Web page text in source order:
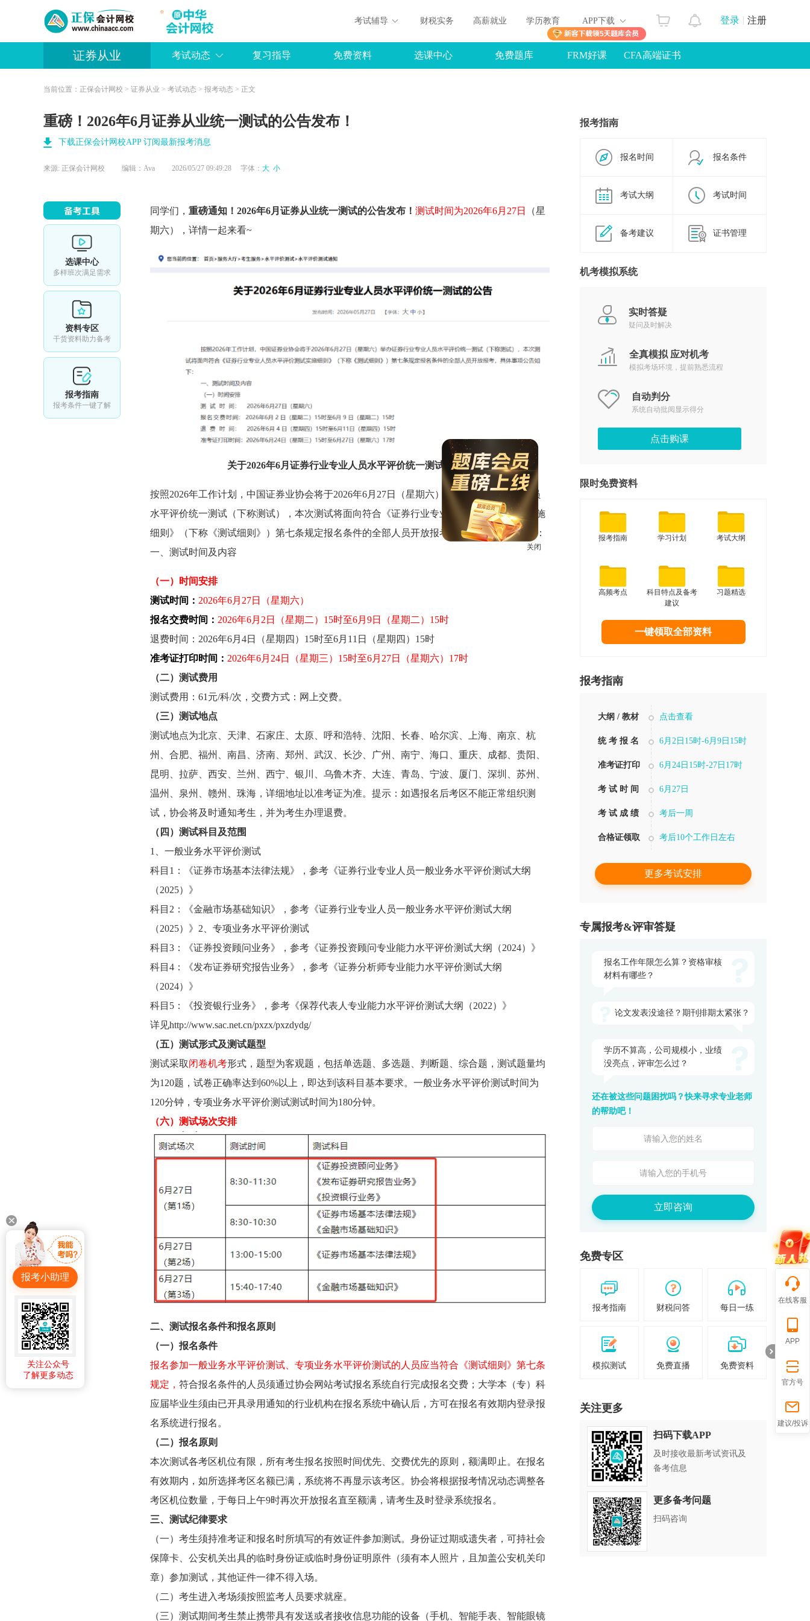
登录 注册
考试辅导 财税实务 高薪就业 学历教育 APP下载
证券从业 考试动态 复习指导 免费资料 选课中心 免费题库 FRM好课 CFA高端证书
当前位置： 正保会计网校 > 证券从业 > 考试动态 > 报考动态 > 正文
重磅！2026年6月证券从业统一测试的公告发布！
下载正保会计网校APP 订阅最新报考消息
来源: 正保会计网校 编辑：Ava 2026/05/27 09:49:28 字体： 大 小
选课中心
多样班次满足需求
资料专区
干货资料助力备考
报考指南
报考条件一键了解
同学们， 重磅通知！2026年6月证券从业统一测试的公告发布！ 测试时间为2026年6月27日
（星
期六），详情一起来看~
关于2026年6月证券行业专业人员水平评价统一测试的公告
按照2026年工作计划，中国证券业协会将于2026年6月27日（星期六）举办证券行业专业人员
水平评价统一测试（下称测试），本次测试将面向符合《证券行业专业人员水平评价测试实施
细则》（下称《测试细则》）第七条规定报名条件的全部人员开放报考，具体事项公告如下：
一、测试时间及内容
（一）时间安排
测试时间： 2026年6月27日（星期六）
报名交费时间： 2026年6月2日（星期二）15时至6月9日（星期二）15时
退费时间：2026年6月4日（星期四）15时至6月11日（星期四）15时
准考证打印时间： 2026年6月24日（星期三）15时至6月27日（星期六）17时
（二）测试费用
测试费用：61元/科/次，交费方式：网上交费。
（三）测试地点
测试地点为北京、天津、石家庄、太原、呼和浩特、沈阳、长春、哈尔滨、上海、南京、杭
州、合肥、福州、南昌、济南、郑州、武汉、长沙、广州、南宁、海口、重庆、成都、贵阳、
昆明、拉萨、西安、兰州、西宁、银川、乌鲁木齐、大连、青岛、宁波、厦门、深圳、苏州、
温州、泉州、赣州、珠海，详细地址以准考证为准。提示：如遇报名后考区不能正常组织测
试，协会将及时通知考生，并为考生办理退费。
（四）测试科目及范围
1、一般业务水平评价测试
科目1：《证券市场基本法律法规》，参考《证券行业专业人员一般业务水平评价测试大纲
（2025）》
科目2：《金融市场基础知识》，参考《证券行业专业人员一般业务水平评价测试大纲
（2025）》2、专项业务水平评价测试
科目3：《证券投资顾问业务》，参考《证券投资顾问专业能力水平评价测试大纲（2024）》
科目4：《发布证券研究报告业务》，参考《证券分析师专业能力水平评价测试大纲
（2024）》
科目5：《投资银行业务》，参考《保荐代表人专业能力水平评价测试大纲（2022）》
详见http://www.sac.net.cn/pxzx/pxzdydg/
（五）测试形式及测试题型
测试采取闭卷机考形式，题型为客观题，包括单选题、多选题、判断题、综合题，测试题量均
为120题，试卷正确率达到60%以上，即达到该科目基本要求。一般业务水平评价测试时间为
120分钟，专项业务水平评价测试测试时间为180分钟。
（六）测试场次安排
二、测试报名条件和报名原则
（一）报名条件
报名参加一般业务水平评价测试、专项业务水平评价测试的人员应当符合《测试细则》第七条
规定， 符合报名条件的人员须通过协会网站考试报名系统自行完成报名交费；大学本（专）科
应届毕业生须由已开具录用通知的行业机构在报名系统中确认后，方可在报名有效期内登录报
名系统进行报名。
（二）报名原则
本次测试各考区机位有限，所有考生报名按照时间优先、交费优先的原则，额满即止。在报名
有效期内，如所选择考区名额已满，系统将不再显示该考区。协会将根据报考情况动态调整各
考区机位数量，于每日上午9时再次开放报名直至额满，请考生及时登录系统报名。
三、测试纪律要求
（一）考生须持准考证和报名时所填写的有效证件参加测试。身份证过期或遗失者，可持社会
保障卡、公安机关出具的临时身份证或临时身份证明原件（须有本人照片，且加盖公安机关印
章）参加测试，其他证件一律不得入场。
（二）考生进入考场须按照监考人员要求就座。
（三）测试期间考生禁止携带具有发送或者接收信息功能的设备（手机、智能手表、智能眼镜
报考指南
报名时间 报名条件
考试大纲 考试时间
备考建议 证书管理
机考模拟系统
实时答疑
疑问及时解决
全真模拟 应对机考
模拟考场环境，提前熟悉流程
自动判分
系统自动批阅显示得分
点击购课
限时免费资料
报考指南 学习计划 考试大纲
高频考点
科目特点及备考
建议
习题精选
一键领取全部资料
报考指南
大纲 / 教材 点击查看
统 考 报 名 6月2日15时-6月9日15时
准考证打印 6月24日15时-27日17时
考 试 时 间 6月27日
考 试 成 绩 考后一周
合格证领取 考后10个工作日左右
更多考试安排
专属报考&评审答疑
报名工作年限怎么算？资格审核
材料有哪些？
论文发表没途径？期刊排期太紧张？
学历不算高，公司规模小，业绩
没亮点，评审怎么过？
还在被这些问题困扰吗？快来寻求专业老师
的帮助吧！
立即咨询
免费专区
报考指南 财税问答 每日一练
模拟测试 免费直播 免费资料
关注更多
扫码下载APP
及时接收最新考试资讯及
备考信息
更多备考问题
扫码咨询
在线客服
APP
官方号
建议/投诉
报考小助理
关注公众号
了解更多动态